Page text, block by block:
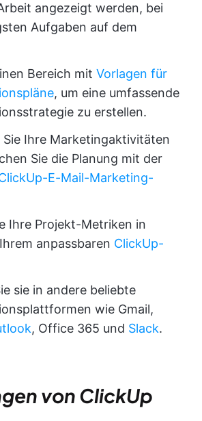
angezeigt werden, bei
Aufgaben auf dem
Bereich mit Vorlagen für
, um eine umfassende
zu erstellen.
Sie Ihre Marketingaktivitäten
Sie die Planung mit der
E-Mail-Marketing-
Ihre Projekt-Metriken in
anpassbaren ClickUp-
sie in andere beliebte
wie Gmail,
, Office 365 und Slack.
von ClickUp